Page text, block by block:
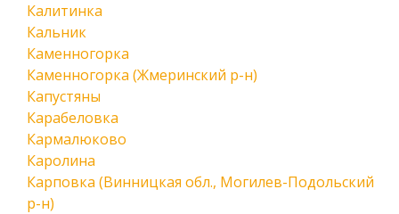
Калитинка
Кальник
Каменногорка
Каменногорка (Жмеринский р-н)
Капустяны
Карабеловка
Кармалюково
Каролина
Карповка (Винницкая обл., Могилев-Подольский
р-н)